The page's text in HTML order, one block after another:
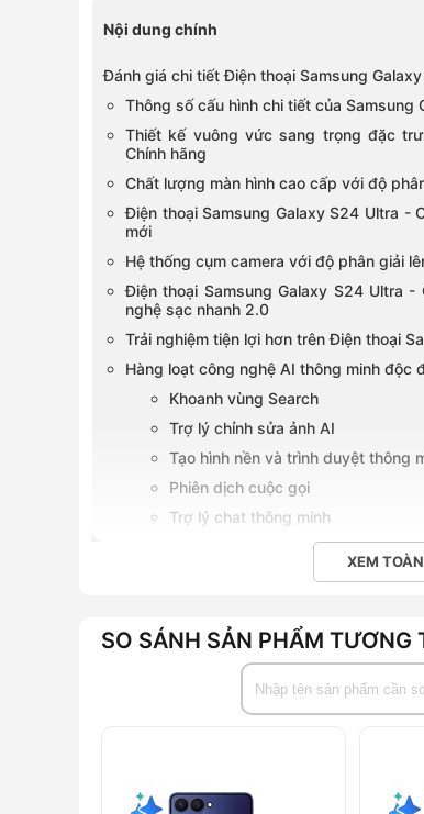
Nội dung chính
Đánh giá chi tiết Điện thoại Samsung
Thông số cấu hình chi tiết của Samsung
Thiết kế vuông vức sang trọng đặc
Chính hãng
Chất lượng màn hình cao cấp với độ
Điện thoại Samsung Galaxy S24 Ultra -
mới
Hệ thống cụm camera với độ phân giải
Điện thoại Samsung Galaxy S24 Ultra
nghệ sạc nhanh 2.0
Trải nghiệm tiện lợi hơn trên Điện thoại
Hàng loạt công nghệ AI thông minh độc
Khoanh vùng Search
Trợ lý chỉnh sửa ảnh AI
Tạo hình nền và trình duyệt thông
Phiên dịch cuộc gọi
Trợ lý chat thông minh
Tăng cường khả năng bảo mật
So sánh chi tiết Điện thoại Samsung
Điện thoại Samsung Galaxy S24 Ultra -
Mua Điện thoại Samsung Galaxy S24 Ultra
XEM
SO SÁNH SẢN PHẨM TƯƠNG